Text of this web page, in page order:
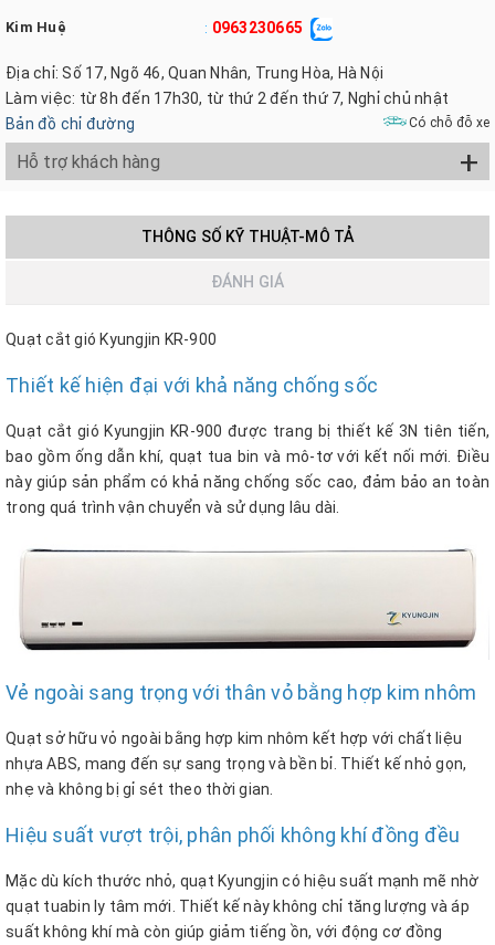
Kim Huệ : 0963230665
Địa chỉ: Số 17, Ngõ 46, Quan Nhân, Trung Hòa, Hà Nội
Làm việc: từ 8h đến 17h30, từ thứ 2 đến thứ 7, Nghỉ chủ nhật
Bản đồ chỉ đường
Có chỗ đỗ xe
Hỗ trợ khách hàng +
THÔNG SỐ KỸ THUẬT-MÔ TẢ
ĐÁNH GIÁ
Quạt cắt gió Kyungjin KR-900
Thiết kế hiện đại với khả năng chống sốc
Quạt cắt gió Kyungjin KR-900 được trang bị thiết kế 3N tiên tiến,
bao gồm ống dẫn khí, quạt tua bin và mô-tơ với kết nối mới. Điều
này giúp sản phẩm có khả năng chống sốc cao, đảm bảo an toàn
trong quá trình vận chuyển và sử dụng lâu dài.
Vẻ ngoài sang trọng với thân vỏ bằng hợp kim nhôm
Quạt sở hữu vỏ ngoài bằng hợp kim nhôm kết hợp với chất liệu
nhựa ABS, mang đến sự sang trọng và bền bỉ. Thiết kế nhỏ gọn,
nhẹ và không bị gỉ sét theo thời gian.
Hiệu suất vượt trội, phân phối không khí đồng đều
Mặc dù kích thước nhỏ, quạt Kyungjin có hiệu suất mạnh mẽ nhờ
quạt tuabin ly tâm mới. Thiết kế này không chỉ tăng lượng và áp
suất không khí mà còn giúp giảm tiếng ồn, với động cơ đồng